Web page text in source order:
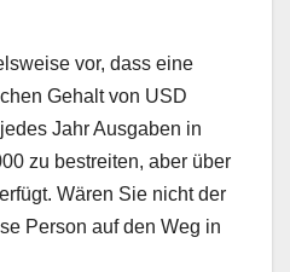
vor, dass eine
Gehalt von USD
Jahr Ausgaben in
zu bestreiten, aber über
Wären Sie nicht der
Person auf den Weg in